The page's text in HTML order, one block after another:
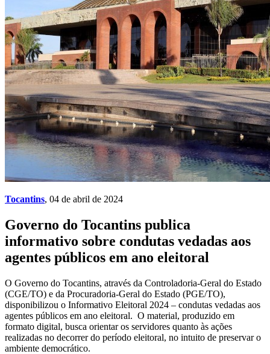
Tocantins, 04 de abril de 2024
Governo do Tocantins publica
informativo sobre condutas vedadas aos
agentes públicos em ano eleitoral
O Governo do Tocantins, através da Controladoria-Geral do Estado
(CGE/TO) e da Procuradoria-Geral do Estado (PGE/TO),
disponibilizou o Informativo Eleitoral 2024 – condutas vedadas aos
agentes públicos em ano eleitoral. O material, produzido em
formato digital, busca orientar os servidores quanto às ações
realizadas no decorrer do período eleitoral, no intuito de preservar o
ambiente democrático.